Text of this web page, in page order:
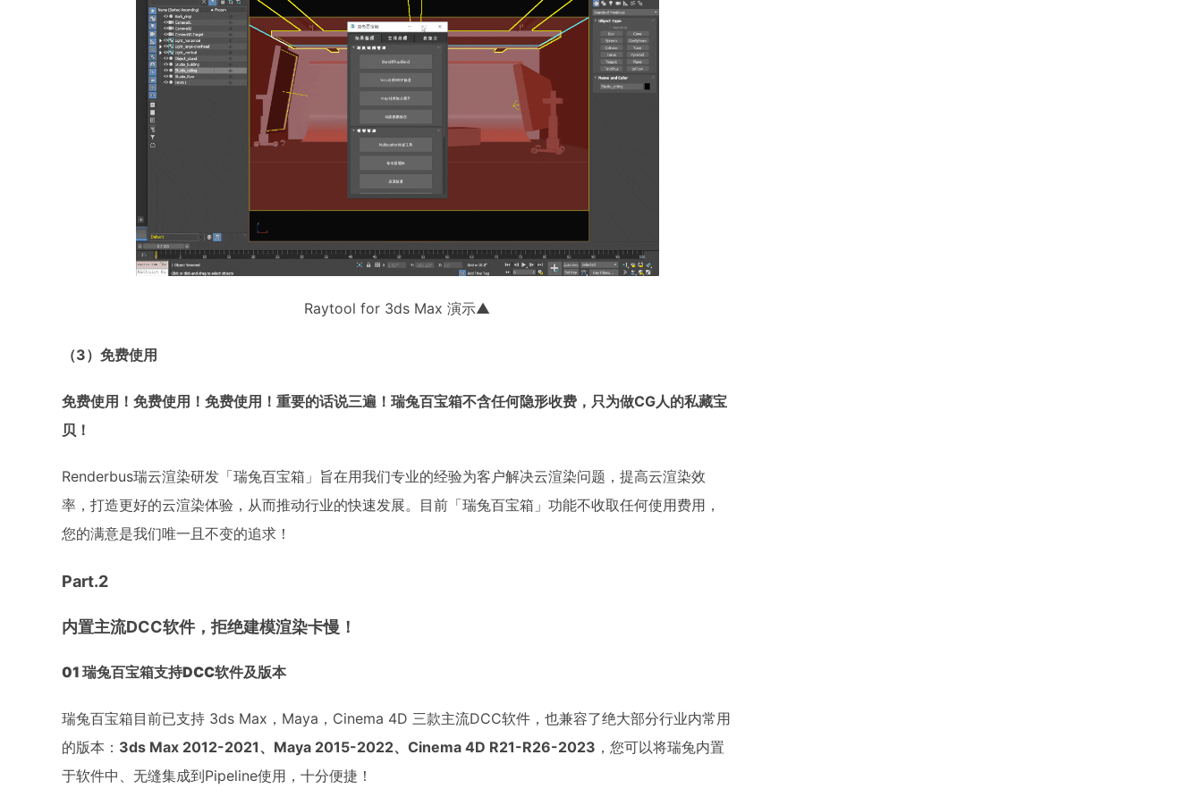
Raytool for 3ds Max 演示▲
（3）免费使用
免费使用！免费使用！免费使用！重要的话说三遍！瑞兔百宝箱不含任何隐形收费，只为做CG人的私藏宝
贝！
Renderbus瑞云渲染研发「瑞兔百宝箱」旨在用我们专业的经验为客户解决云渲染问题，提高云渲染效
率，打造更好的云渲染体验，从而推动行业的快速发展。目前「瑞兔百宝箱」功能不收取任何使用费用，
您的满意是我们唯一且不变的追求！
Part.2
内置主流DCC软件，拒绝建模渲染卡慢！
01 瑞兔百宝箱支持DCC软件及版本
瑞兔百宝箱目前已支持 3ds Max，Maya，Cinema 4D 三款主流DCC软件，也兼容了绝大部分行业内常用
的版本： 3ds Max 2012-2021、Maya 2015-2022、Cinema 4D R21-R26-2023 ，您可以将瑞兔内置
于软件中、无缝集成到Pipeline使用，十分便捷！